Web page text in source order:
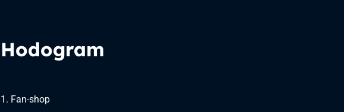
Hodogram
1. Fan-shop